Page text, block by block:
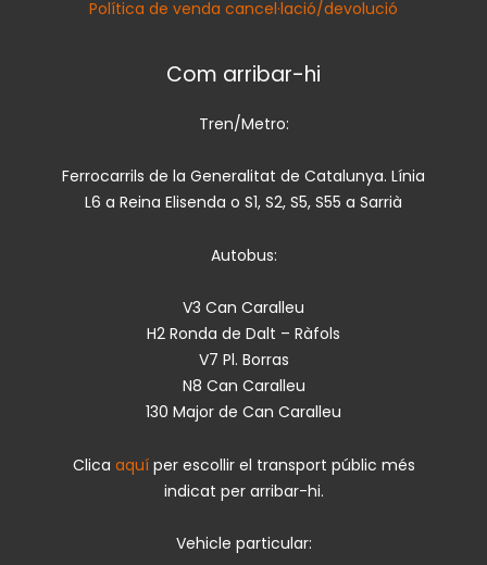
Política de venda cancel·lació/devolució
Com arribar-hi
Tren/Metro:
Ferrocarrils de la Generalitat de Catalunya. Línia
L6 a Reina Elisenda o S1, S2, S5, S55 a Sarrià
Autobus:
V3 Can Caralleu
H2 Ronda de Dalt – Ràfols
V7 Pl. Borras
N8 Can Caralleu
130 Major de Can Caralleu
Clica aquí per escollir el transport públic més
indicat per arribar-hi.
Vehicle particular: